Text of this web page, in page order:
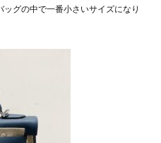
グの中で一番小さいサイズになり